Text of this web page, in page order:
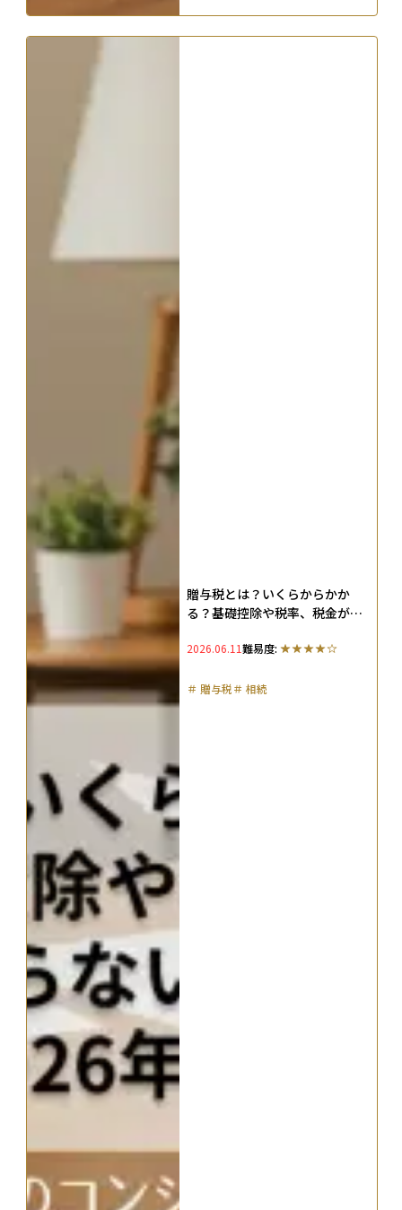
贈与税とは？いくらからかか
る？基礎控除や税率、税金がか
版）
2026.06.11難易度:
＃ 贈与税＃ 相続